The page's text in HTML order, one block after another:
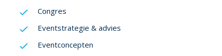
Congres
Eventstrategie & advies
Eventconcepten